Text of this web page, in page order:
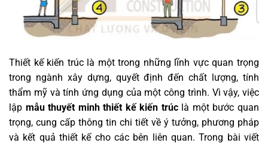
Thiết kế kiến trúc là một trong những lĩnh vực quan trọng
trong ngành xây dựng, quyết định đến chất lượng, tính
thẩm mỹ và tính ứng dụng của một công trình. Vì vậy, việc
lập mẫu thuyết minh thiết kế kiến trúclà một bước quan
trọng, cung cấp thông tin chi tiết về ý tưởng, phương pháp
và kết quả thiết kế cho các bên liên quan. Trong bài viết